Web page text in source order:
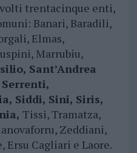
trentacinque enti,
Banari, Baradili,
Elmas,
Marrubiu,
Sant’Andrea
Serrenti,
Siddi, Sini, Siris,
Tissi, Tramatza,
Zeddiani,
Cagliari e Laore.